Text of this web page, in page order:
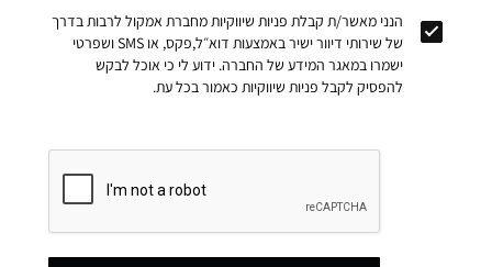
הנני מאשר/ת קבלת פניות שיווקיות מחברת אמקול לרבות בדרך
של שירותי דיוור ישיר באמצעות דוא״ל,פקס, או SMS ושפרטי
ישמרו במאגר המידע של החברה. ידוע לי כי אוכל לבקש
להפסיק לקבל פניות שיווקיות כאמור בכל עת.